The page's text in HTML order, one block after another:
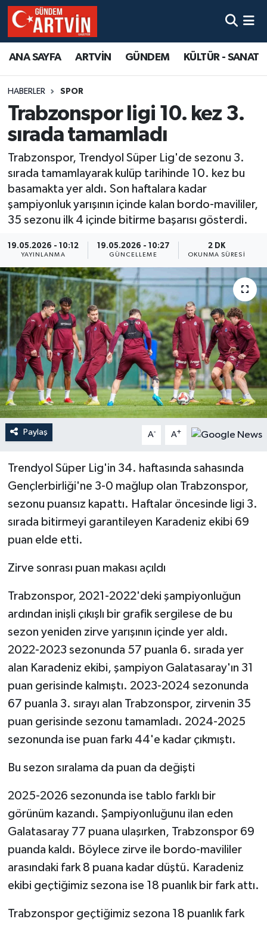
ANA SAYFA ARTVİN GÜNDEM KÜLTÜR - SANAT
HABERLER SPOR
Trabzonspor ligi 10. kez 3.
sırada tamamladı
Trabzonspor, Trendyol Süper Lig'de sezonu 3.
sırada tamamlayarak kulüp tarihinde 10. kez bu
basamakta yer aldı. Son haftalara kadar
şampiyonluk yarışının içinde kalan bordo-mavililer,
35 sezonu ilk 4 içinde bitirme başarısı gösterdi.
19.05.2026 - 10:12
YAYINLANMA
19.05.2026 - 10:27
GÜNCELLEME
2 DK
OKUNMA SÜRESI
Paylaş A- A+
Trendyol Süper Lig'in 34. haftasında sahasında
Gençlerbirliği'ne 3-0 mağlup olan Trabzonspor,
sezonu puansız kapattı. Haftalar öncesinde ligi 3.
sırada bitirmeyi garantileyen Karadeniz ekibi 69
puan elde etti.
Zirve sonrası puan makası açıldı
Trabzonspor, 2021-2022'deki şampiyonluğun
ardından inişli çıkışlı bir grafik sergilese de bu
sezon yeniden zirve yarışının içinde yer aldı.
2022-2023 sezonunda 57 puanla 6. sırada yer
alan Karadeniz ekibi, şampiyon Galatasaray'ın 31
puan gerisinde kalmıştı. 2023-2024 sezonunda
67 puanla 3. sırayı alan Trabzonspor, zirvenin 35
puan gerisinde sezonu tamamladı. 2024-2025
sezonunda ise puan farkı 44'e kadar çıkmıştı.
Bu sezon sıralama da puan da değişti
2025-2026 sezonunda ise tablo farklı bir
görünüm kazandı. Şampiyonluğunu ilan eden
Galatasaray 77 puana ulaşırken, Trabzonspor 69
puanda kaldı. Böylece zirve ile bordo-mavililer
arasındaki fark 8 puana kadar düştü. Karadeniz
ekibi geçtiğimiz sezona ise 18 puanlık bir fark attı.
Trabzonspor geçtiğimiz sezona 18 puanlık fark